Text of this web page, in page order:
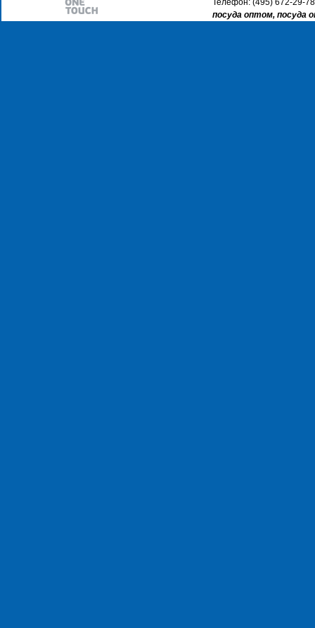
Телефон: (495) 672-29-
посуда оптом, посуда